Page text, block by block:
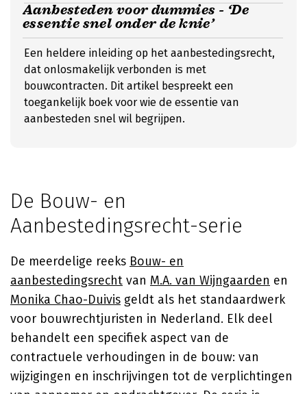
Aanbesteden voor dummies - ‘De
essentie snel onder de knie’
Een heldere inleiding op het aanbestedingsrecht,
dat onlosmakelijk verbonden is met
bouwcontracten. Dit artikel bespreekt een
toegankelijk boek voor wie de essentie van
aanbesteden snel wil begrijpen.
De Bouw- en
Aanbestedingsrecht-serie
De meerdelige reeks Bouw- en
aanbestedingsrecht van M.A. van Wijngaarden en
Monika Chao-Duivis geldt als het standaardwerk
voor bouwrechtjuristen in Nederland. Elk deel
behandelt een specifiek aspect van de
contractuele verhoudingen in de bouw: van
wijzigingen en inschrijvingen tot de verplichtingen